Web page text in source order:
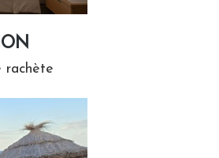
rachète